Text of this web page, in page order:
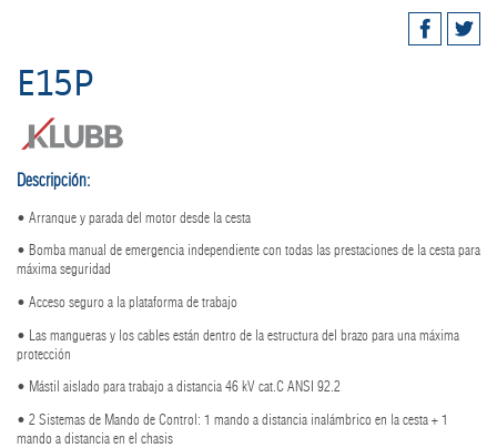
E15P
Descripción:
• Arranque y parada del motor desde la cesta
• Bomba manual de emergencia independiente con todas las prestaciones de la cesta para
máxima seguridad
• Acceso seguro a la plataforma de trabajo
• Las mangueras y los cables están dentro de la estructura del brazo para una máxima
protección
• Mástil aislado para trabajo a distancia 46 kV cat.C ANSI 92.2
• 2 Sistemas de Mando de Control: 1 mando a distancia inalámbrico en la cesta + 1
mando a distancia en el chasis